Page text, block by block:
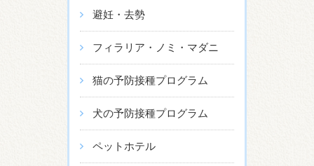
避妊・去勢
フィラリア・ノミ・マダニ
猫の予防接種プログラム
犬の予防接種プログラム
ペットホテル